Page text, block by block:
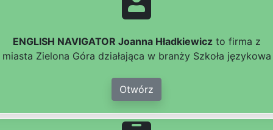
ENGLISH NAVIGATOR Joanna Hładkiewiczto firma z
miasta Zielona Góra działająca w branży Szkoła językowa
Otwórz